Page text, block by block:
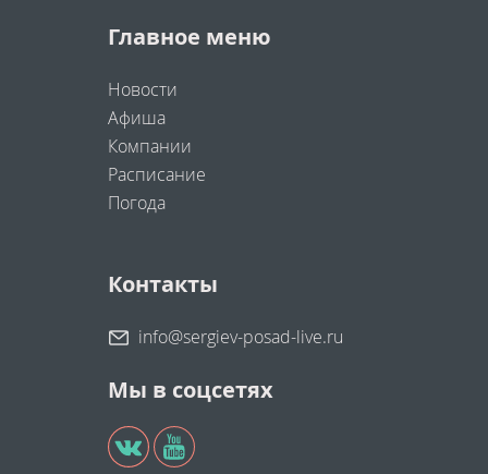
Главное меню
Новости
Афиша
Компании
Расписание
Погода
Контакты
info@sergiev-posad-live.ru
Мы в соцсетях